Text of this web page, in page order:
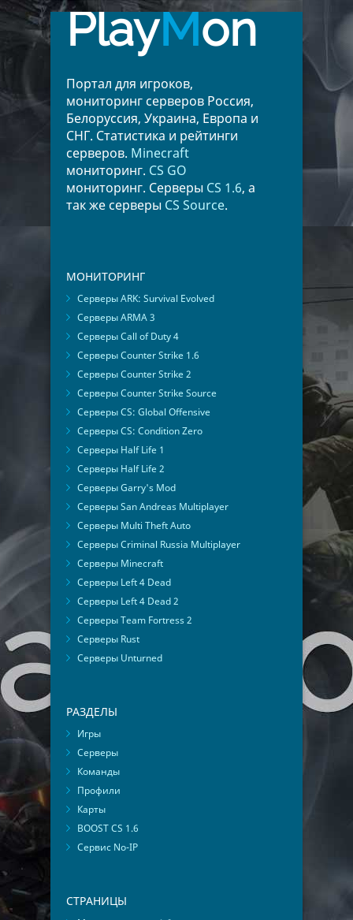
PlayMon
Портал для игроков,
мониторинг серверов Россия,
Белоруссия, Украина, Европа и
СНГ. Статистика и рейтинги
серверов. Minecraft
мониторинг. CS GO
мониторинг. Серверы CS 1.6, а
так же серверы CS Source.
МОНИТОРИНГ
Серверы ARK: Survival Evolved
Серверы ARMA 3
Серверы Call of Duty 4
Серверы Counter Strike 1.6
Серверы Counter Strike 2
Серверы Counter Strike Source
Серверы CS: Global Offensive
Серверы CS: Condition Zero
Серверы Half Life 1
Серверы Half Life 2
Серверы Garry's Mod
Серверы San Andreas Multiplayer
Серверы Multi Theft Auto
Серверы Criminal Russia Multiplayer
Серверы Minecraft
Серверы Left 4 Dead
Серверы Left 4 Dead 2
Серверы Team Fortress 2
Серверы Rust
Серверы Unturned
РАЗДЕЛЫ
Игры
Серверы
Команды
Профили
Карты
BOOST CS 1.6
Сервис No-IP
СТРАНИЦЫ